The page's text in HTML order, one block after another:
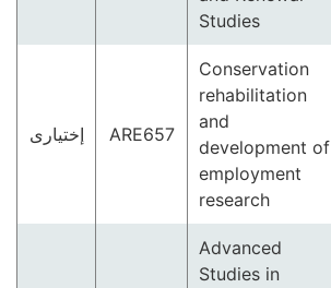
Studies
Conservation
rehabilitation
and
development of
employment
research
ARE657 إختيارى
Advanced
Studies in